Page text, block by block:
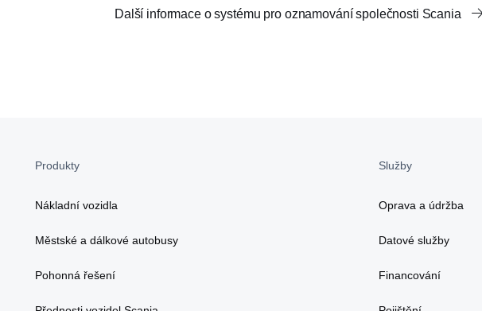
Další informace o systému pro oznamování společnosti Scania
Produkty
Nákladní vozidla
Městské a dálkové autobusy
Pohonná řešení
Služby
Oprava a údržba
Datové služby
Financování